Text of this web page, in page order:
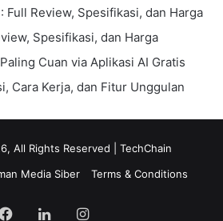
Full Review, Spesifikasi, dan Harga
Spesifikasi, dan Harga
Cuan via Aplikasi AI Gratis
Cara Kerja, dan Fitur Unggulan
All Rights Reserved | TechChain
Media Siber Terms & Conditions
Facebook
LinkedInInstagram